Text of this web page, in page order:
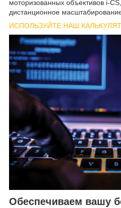
моторизованных объективов i-
дистанционное
ИСПОЛЬЗУЙТЕ НАШ
Обеспечиваем вашу